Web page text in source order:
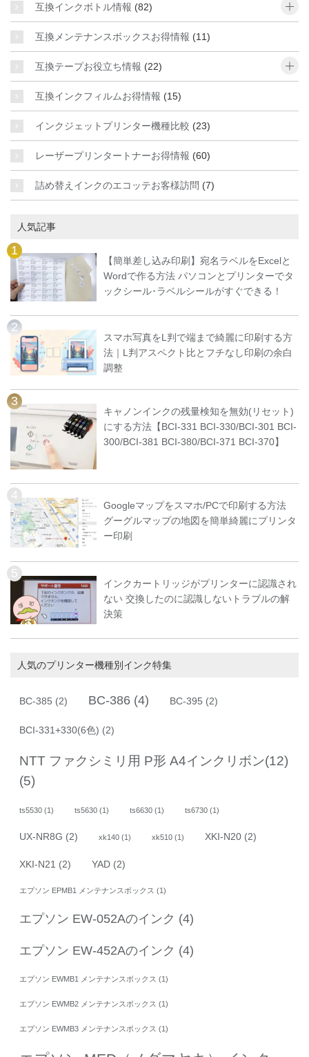
互換インクボトル情報 (82)
互換メンテナンスボックスお得情報 (11)
互換テープお役立ち情報 (22)
互換インクフィルムお得情報 (15)
インクジェットプリンター機種比較 (23)
レーザープリンタートナーお得情報 (60)
詰め替えインクのエコッテお客様訪問 (7)
人気記事
【簡単差し込み印刷】宛名ラベルをExcelと
Wordで作る方法 パソコンとプリンターでタ
ックシール･ラベルシールがすぐできる！
スマホ写真をL判で端まで綺麗に印刷する方
法｜L判アスペクト比とフチなし印刷の余白
調整
キャノンインクの残量検知を無効(リセット)
にする方法【BCI-331 BCI-330/BCI-301 BCI-
300/BCI-381 BCI-380/BCI-371 BCI-370】
Googleマップをスマホ/PCで印刷する方法
グーグルマップの地図を簡単綺麗にプリンタ
ー印刷
インクカートリッジがプリンターに認識され
ない 交換したのに認識しないトラブルの解
決策
人気のプリンター機種別インク特集
BC-385 (2) BC-386 (4) BC-395 (2)
BCI-331+330(6色) (2)
NTT ファクシミリ用 P形 A4インクリボン(12)
(5)
ts5530 (1) ts5630 (1) ts6630 (1) ts6730 (1)
UX-NR8G (2) xk140 (1) xk510 (1) XKI-N20 (2)
XKI-N21 (2) YAD (2)
エプソン EPMB1 メンテナンスボックス (1)
エプソン EW-052Aのインク (4)
エプソン EW-452Aのインク (4)
エプソン EWMB1 メンテナンスボックス (1)
エプソン EWMB2 メンテナンスボックス (1)
エプソン EWMB3 メンテナンスボックス (1)